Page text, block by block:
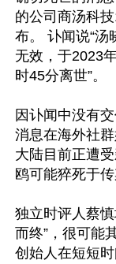
的公司商汤科
布。 讣闻说“汤
无效，于2023
时45分离世”。
因讣闻中没有
消息在海外社
大陆目前正遭
鸥可能猝死于传
独立时评人蔡
而终”，很可能
创始人在短短